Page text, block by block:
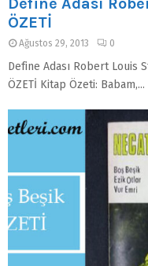
ÖZETİ
Ağustos 29, 2013 0
Define Adası Robert Louis
ÖZETİ Kitap Özeti: Babam,...